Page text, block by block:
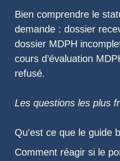
Bien comprendre le
demande : dossier
dossier MDPH
cours d’évaluation
refusé.
Les questions les plus
Qu'est ce que le guide
Comment réagir si le